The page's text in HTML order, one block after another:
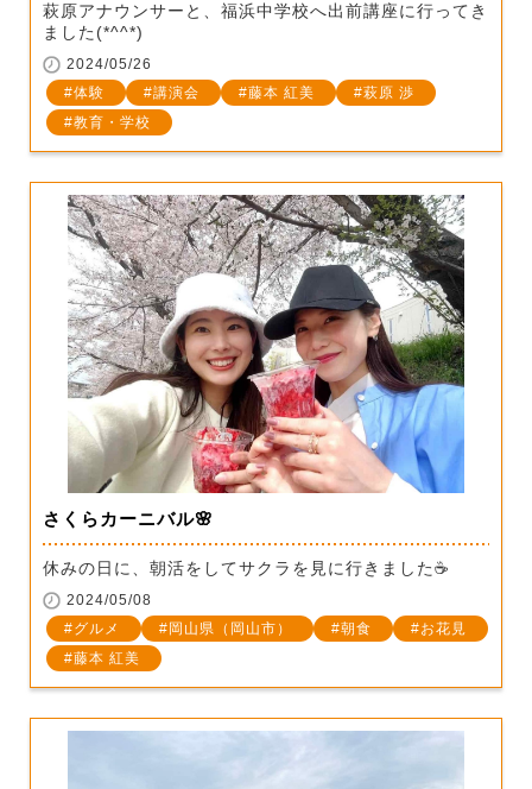
萩原アナウンサーと、福浜中学校へ出前講座に行ってき
ました(*^^*)
2024/05/26
体験
講演会 藤本 紅美
萩原 渉
教育・学校
さくらカーニバル🌸
休みの日に、朝活をしてサクラを見に行きました☕
2024/05/08
グルメ
岡山県（岡山市） 朝食
お花見
藤本 紅美